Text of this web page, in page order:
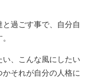
と過ごす事で、自分自
、こんな風にしたい
それが自分の人格に